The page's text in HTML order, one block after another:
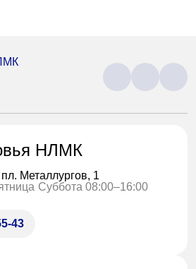
НЛМК
Металлургов, 1
Суббота 08:00–16:00
43